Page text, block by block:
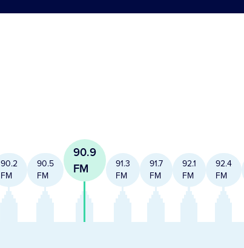
90.2
FM
90.5
FM
90.9
FM
91.3
FM
91.7
FM
92.1
FM
92.4
FM